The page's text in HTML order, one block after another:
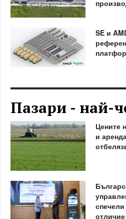
SE и
Пазари - най-
Цените
и